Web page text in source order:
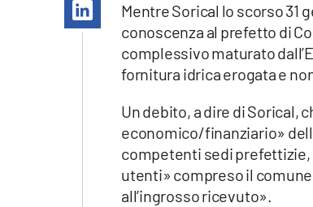
Mentre Sorical lo scorso 31
conoscenza al prefetto di
complessivo maturato
fornitura idrica erogata e
Un debito, a dire di Sorical,
economico/finanziario»
competenti sedi prefettizie,
utenti» compreso il
all’ingrosso ricevuto».